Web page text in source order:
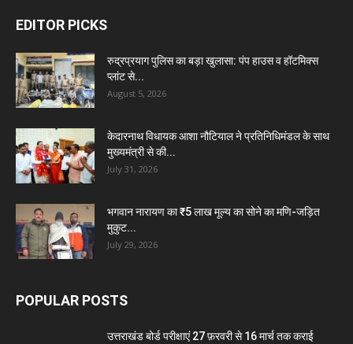
EDITOR PICKS
रुद्रप्रयाग पुलिस का बड़ा खुलासा: पंप हाउस व हॉटमिक्स
प्लांट से...
August 5, 2026
केदारनाथ विधायक आशा नौटियाल ने प्रतिनिधिमंडल के साथ
मुख्यमंत्री से की...
July 31, 2026
भगवान नारायण का ₹5 लाख मूल्य का सोने का मणि-जड़ित
मुकुट...
July 29, 2026
POPULAR POSTS
उत्तराखंड बोर्ड परीक्षाएं 27 फ़रवरी से 16 मार्च तक कराई